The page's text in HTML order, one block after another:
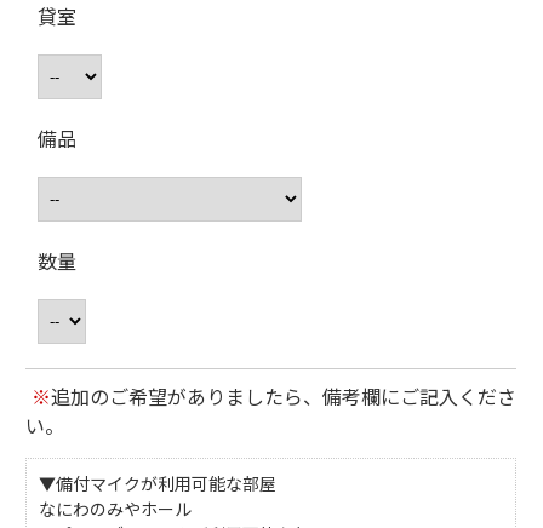
貸室
備品
数量
※追加のご希望がありましたら、備考欄にご記入くださ
い。
▼備付マイクが利用可能な部屋
なにわのみやホール